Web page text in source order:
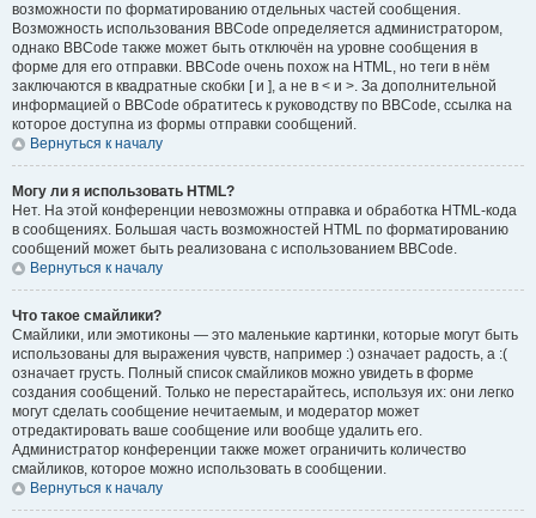
возможности по форматированию отдельных частей сообщения.
Возможность использования BBCode определяется администратором,
однако BBCode также может быть отключён на уровне сообщения в
форме для его отправки. BBCode очень похож на HTML, но теги в нём
заключаются в квадратные скобки [ и ], а не в < и >. За дополнительной
информацией о BBCode обратитесь к руководству по BBCode, ссылка на
которое доступна из формы отправки сообщений.
Вернуться к началу
Могу ли я использовать HTML?
Нет. На этой конференции невозможны отправка и обработка HTML-кода
в сообщениях. Большая часть возможностей HTML по форматированию
сообщений может быть реализована с использованием BBCode.
Вернуться к началу
Что такое смайлики?
Смайлики, или эмотиконы — это маленькие картинки, которые могут быть
использованы для выражения чувств, например :) означает радость, а :(
означает грусть. Полный список смайликов можно увидеть в форме
создания сообщений. Только не перестарайтесь, используя их: они легко
могут сделать сообщение нечитаемым, и модератор может
отредактировать ваше сообщение или вообще удалить его.
Администратор конференции также может ограничить количество
смайликов, которое можно использовать в сообщении.
Вернуться к началу